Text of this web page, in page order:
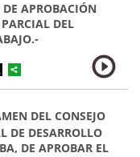
APROBACIÓN
DEL
DEL CONSEJO
DE DESARROLLO
DE APROBAR EL